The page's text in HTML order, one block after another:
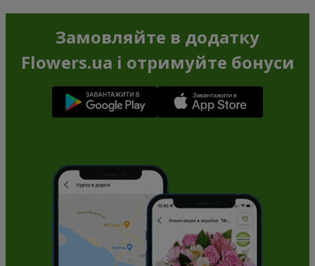
Замовляйте в додатку
Flowers.ua і отримуйте бонуси